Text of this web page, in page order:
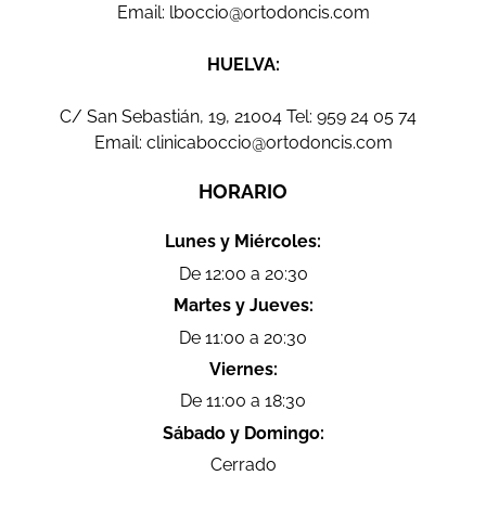
Email: lboccio@ortodoncis.com
HUELVA:
C/ San Sebastián, 19, 21004 Tel: 959 24 05 74
Email: clinicaboccio@ortodoncis.com
HORARIO
Lunes y Miércoles:
De 12:00 a 20:30
Martes y Jueves:
De 11:00 a 20:30
Viernes:
De 11:00 a 18:30
Sábado y Domingo:
Cerrado